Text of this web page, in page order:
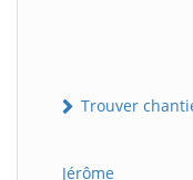
Trouver
Jérôme